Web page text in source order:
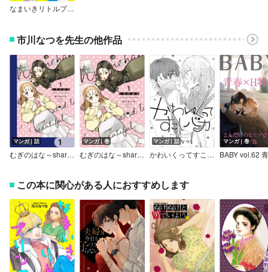
なまいきリトルプリンス
市川なつを先生の他作品
マンガ｜話
むぎのはな～shared life is beautiful～【分冊版】
マンガ｜巻
むぎのはな～shared life is beautiful～
マンガ｜話
かわいくってすこしバカ
マンガ｜巻
この本に関心がある人におすすめします